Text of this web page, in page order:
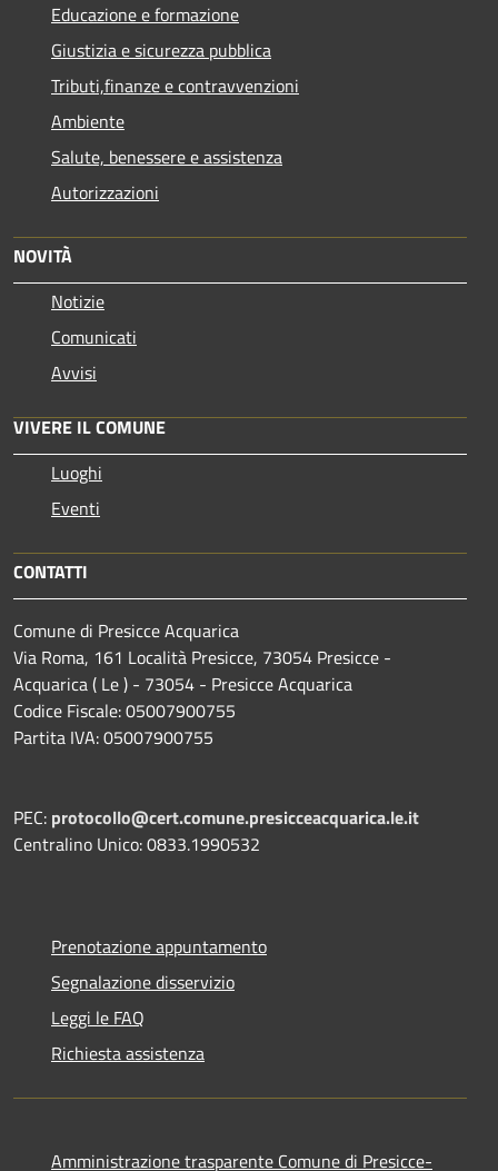
Educazione e formazione
Giustizia e sicurezza pubblica
Tributi,finanze e contravvenzioni
Ambiente
Salute, benessere e assistenza
Autorizzazioni
NOVITÀ
Notizie
Comunicati
Avvisi
VIVERE IL COMUNE
Luoghi
Eventi
CONTATTI
Comune di Presicce Acquarica
Via Roma, 161 Località Presicce, 73054 Presicce -
Acquarica ( Le ) - 73054 - Presicce Acquarica
Codice Fiscale: 05007900755
Partita IVA: 05007900755
PEC: protocollo@cert.comune.presicceacquarica.le.it
Centralino Unico: 0833.1990532
Prenotazione appuntamento
Segnalazione disservizio
Leggi le FAQ
Richiesta assistenza
Amministrazione trasparente Comune di Presicce-